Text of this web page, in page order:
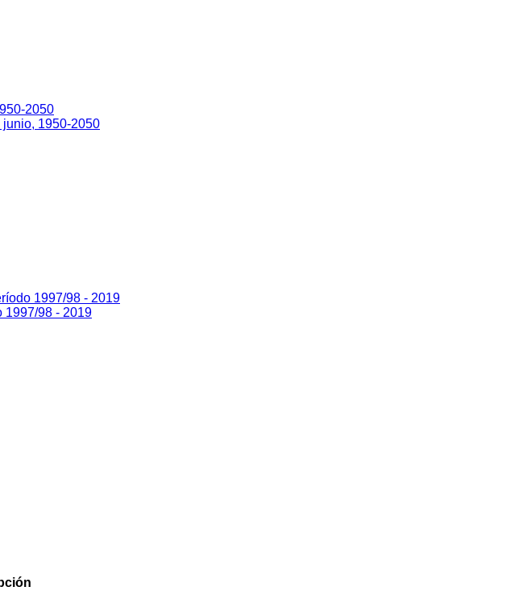
2050
1950-2050
1997/98 - 2019
1997/98 - 2019